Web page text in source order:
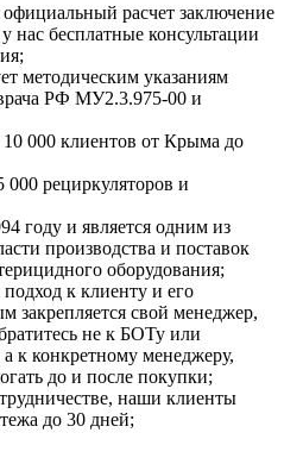
расчет заключение
нас бесплатные консультации
методическим указаниям
РФ МУ2.3.975-00 и
000 клиентов от Крыма до
рециркуляторов и
году и является одним из
производства и поставок
оборудования;
к клиенту и его
закрепляется свой менеджер,
не к БОТу или
к конкретному менеджеру,
до и после покупки;
наши клиенты
до 30 дней;